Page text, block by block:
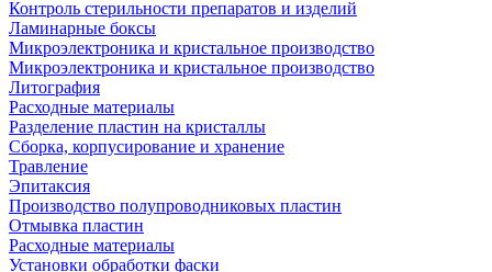
Контроль стерильности препаратов и изделий
Ламинарные боксы
Микроэлектроника и кристальное производство
Микроэлектроника и кристальное производство
Литография
Расходные материалы
Разделение пластин на кристаллы
Сборка, корпусирование и хранение
Травление
Эпитаксия
Производство полупроводниковых пластин
Отмывка пластин
Расходные материалы
Установки обработки фаски